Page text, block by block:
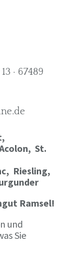
· 67489
St.
Riesling,
Ramsel!
und
Sie